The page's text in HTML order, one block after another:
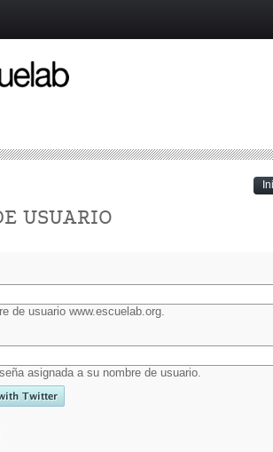
USUARIO
de usuario www.escuelab.org.
asignada a su nombre de usuario.